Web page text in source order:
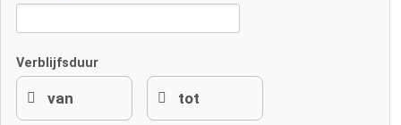
Verblijfsduur